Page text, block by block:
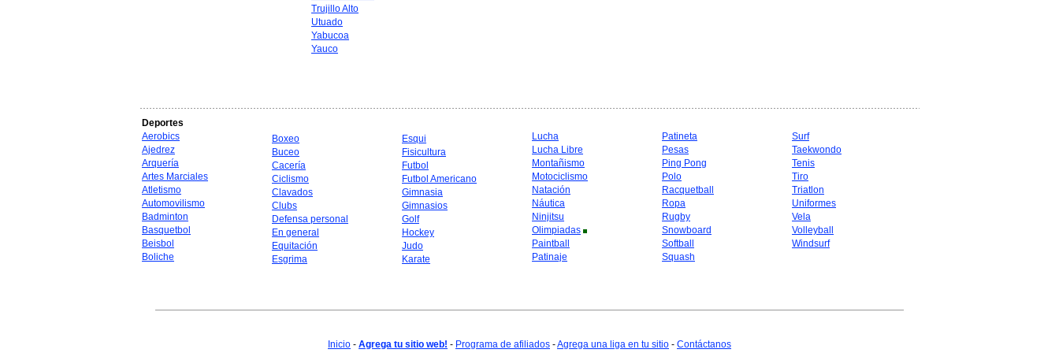
Trujillo Alto
Utuado
Yabucoa
Yauco
Deportes
Aerobics
Ajedrez
Arquería
Artes Marciales
Atletismo
Automovilismo
Badminton
Basquetbol
Beisbol
Boliche
Boxeo
Buceo
Cacería
Ciclismo
Clavados
Clubs
Defensa personal
En general
Equitación
Esgrima
Esqui
Fisicultura
Futbol
Futbol Americano
Gimnasia
Gimnasios
Golf
Hockey
Judo
Karate
Lucha
Lucha Libre
Montañismo
Motociclismo
Natación
Náutica
Ninjitsu
Olimpiadas
Paintball
Patinaje
Patineta
Pesas
Ping Pong
Polo
Racquetball
Ropa
Rugby
Snowboard
Softball
Squash
Surf
Taekwondo
Tenis
Tiro
Triatlon
Uniformes
Vela
Volleyball
Windsurf
Inicio - Agrega tu sitio web! - Programa de afiliados -Agrega una liga en tu sitio - Contáctanos